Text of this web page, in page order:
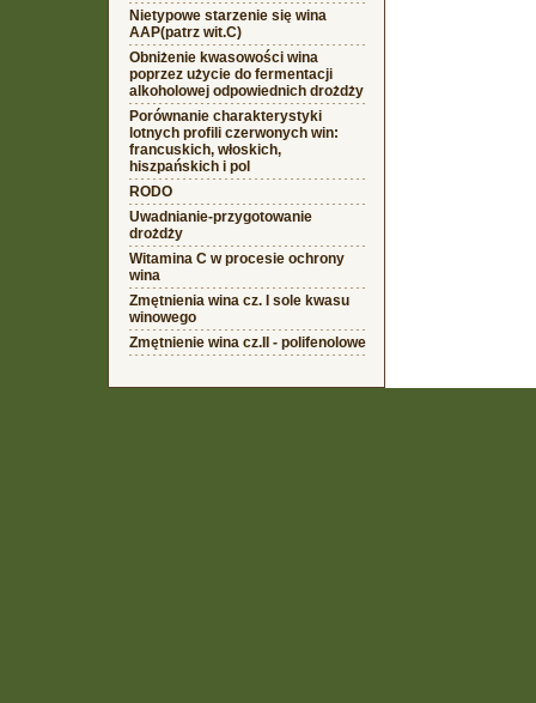
Nietypowe starzenie się wina
AAP(patrz wit.C)
Obniżenie kwasowości wina
poprzez użycie do fermentacji
alkoholowej odpowiednich drożdży
Porównanie charakterystyki
lotnych profili czerwonych win:
francuskich, włoskich,
hiszpańskich i pol
RODO
Uwadnianie-przygotowanie
drożdży
Witamina C w procesie ochrony
wina
Zmętnienia wina cz. I sole kwasu
winowego
Zmętnienie wina cz.II - polifenolowe